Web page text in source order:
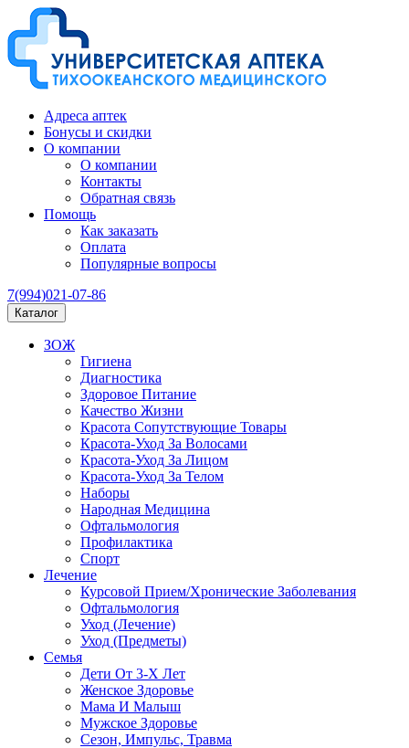
Адреса аптек
Бонусы и скидки
О компании
О компании
Контакты
Обратная связь
Помощь
Как заказать
Оплата
Популярные вопросы
7(994)021-07-86
Каталог
ЗОЖ
Гигиена
Диагностика
Здоровое Питание
Качество Жизни
Красота Сопутствующие Товары
Красота-Уход За Волосами
Красота-Уход За Лицом
Красота-Уход За Телом
Наборы
Народная Медицина
Офтальмология
Профилактика
Спорт
Лечение
Курсовой Прием/Хронические Заболевания
Офтальмология
Уход (Лечение)
Уход (Предметы)
Семья
Дети От 3-Х Лет
Женское Здоровье
Мама И Малыш
Мужское Здоровье
Сезон, Импульс, Травма